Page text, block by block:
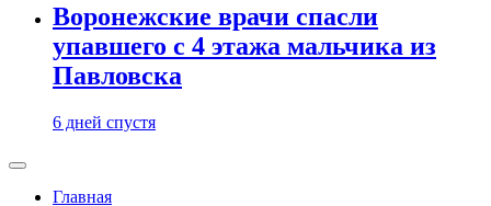
Воронежские врачи спасли
упавшего с 4 этажа мальчика из
Павловска
6 дней спустя
Главная